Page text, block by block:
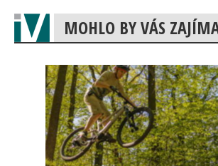
MOHLO BY VÁS